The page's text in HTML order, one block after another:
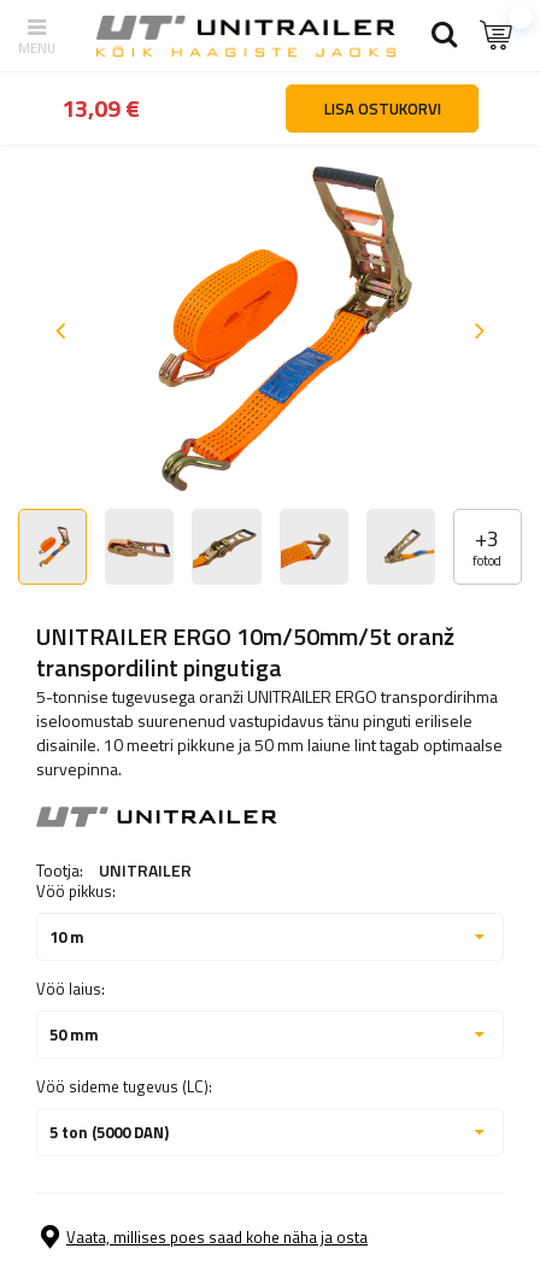
tagasi Kodu Linttropid UNITRAILER ERGO
+3
fotod
UNITRAILER ERGO 10m/50mm/5t oranž
transpordilint pingutiga
5-tonnise tugevusega oranži UNITRAILER ERGO transpordirihma
iseloomustab suurenenud vastupidavus tänu pinguti erilisele
disainile. 10 meetri pikkune ja 50 mm laiune lint tagab optimaalse
survepinna.
Tootja: UNITRAILER
Vöö pikkus:
10 m
Vöö laius:
50 mm
Vöö sideme tugevus (LC):
5 ton (5000 DAN)
Vaata, millises poes saad kohe näha ja osta
13,09 € LISA OSTUKORVI